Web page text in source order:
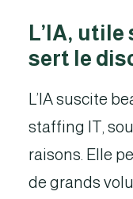
L’IA,
sert le
L’IA suscite
staffing IT,
raisons. Elle
de grands